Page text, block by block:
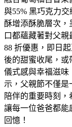
與55% 黑巧克力
酥增添酥脆層次
口都蘊藏著對父
88 折優惠，即日
後的甜蜜收尾，或
儀式感與幸福滋味
示，父親節不僅
陪伴的重要時刻，
讓每一位爸爸都能
回憶！